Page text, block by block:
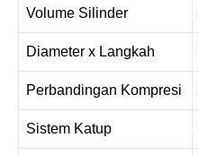
Volume Silinder
Diameter x Langkah
Perbandingan Kompresi
Sistem Katup